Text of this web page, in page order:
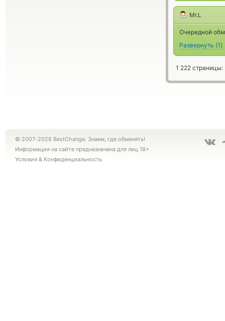
Mr.L
Очередной
Развернуть (1)
1 222 страницы:
© 2007-2026 BestChange. Знаем, где обменять!
Информация на сайте предназначена для лиц 18+
Условия & Конфиденциальность